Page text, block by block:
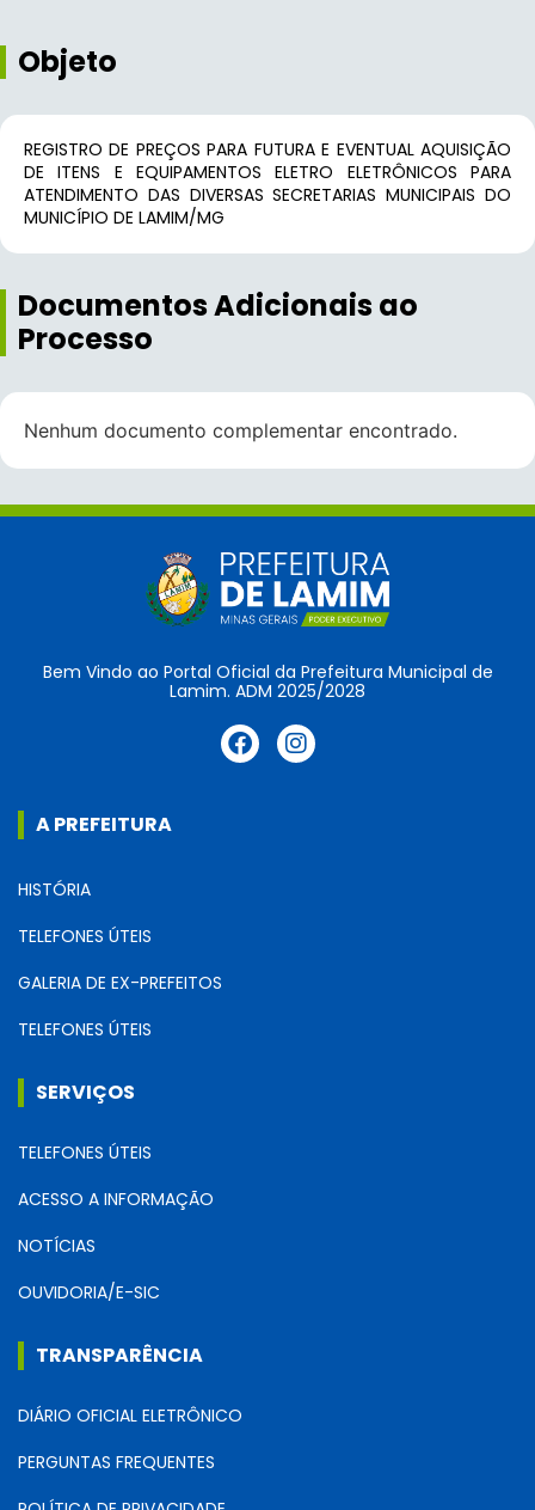
Objeto
REGISTRO DE PREÇOS PARA FUTURA E EVENTUAL AQUISIÇÃO
DE ITENS E EQUIPAMENTOS ELETRO ELETRÔNICOS PARA
ATENDIMENTO DAS DIVERSAS SECRETARIAS MUNICIPAIS DO
MUNICÍPIO DE LAMIM/MG
Documentos Adicionais ao
Processo
Nenhum documento complementar encontrado.
Bem Vindo ao Portal Oficial da Prefeitura Municipal de
Lamim. ADM 2025/2028
A PREFEITURA
HISTÓRIA
TELEFONES ÚTEIS
GALERIA DE EX-PREFEITOS
TELEFONES ÚTEIS
SERVIÇOS
TELEFONES ÚTEIS
ACESSO A INFORMAÇÃO
NOTÍCIAS
OUVIDORIA/E-SIC
TRANSPARÊNCIA
DIÁRIO OFICIAL ELETRÔNICO
PERGUNTAS FREQUENTES